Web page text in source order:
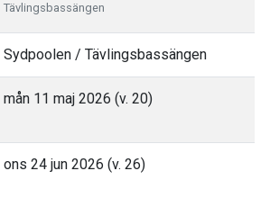
Tävlingsbassängen
Sydpoolen / Tävlingsbassängen
mån 11 maj 2026 (v. 20)
ons 24 jun 2026 (v. 26)